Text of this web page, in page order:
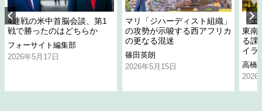
4連戦の米中首脳会談、第1
戦で勝ったのはどちらか
フォーサイト編集部
2026年5月17日
マリ「ジハーディスト組織」
の攻勢が示唆する西アフリカ
の更なる混迷
篠田英朗
2026年5月15日
「
東南
る課
イラ
高橋
2026